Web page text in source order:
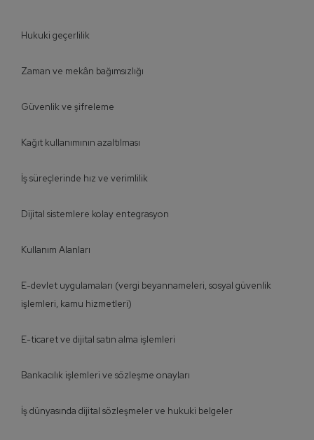
Hukuki geçerlilik
Zaman ve mekân bağımsızlığı
Güvenlik ve şifreleme
Kağıt kullanımının azaltılması
İş süreçlerinde hız ve verimlilik
Dijital sistemlere kolay entegrasyon
Kullanım Alanları
E-devlet uygulamaları (vergi beyannameleri, sosyal güvenlik
işlemleri, kamu hizmetleri)
E-ticaret ve dijital satın alma işlemleri
Bankacılık işlemleri ve sözleşme onayları
İş dünyasında dijital sözleşmeler ve hukuki belgeler